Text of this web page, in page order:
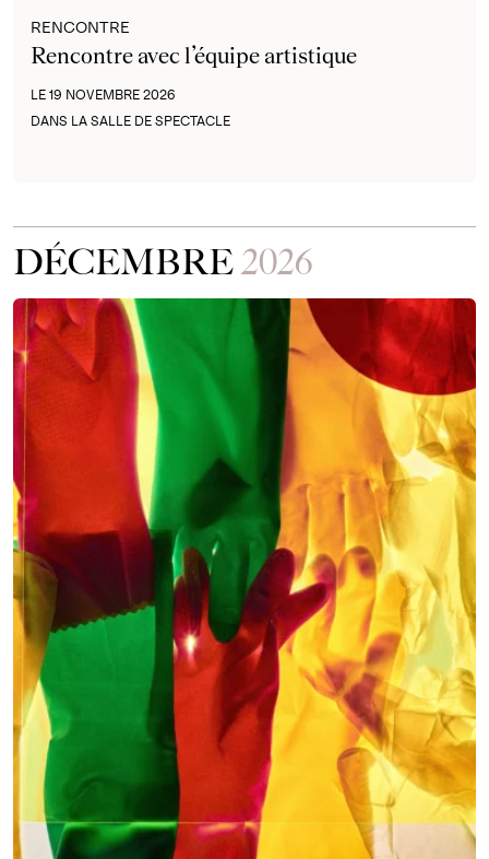
RENCONTRE
Rencontre avec l’équipe artistique
LE 19 NOVEMBRE 2026
DANS LA SALLE DE SPECTACLE
DÉCEMBRE2026